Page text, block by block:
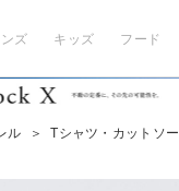
ズ キッズ フード
ル ＞ Tシャツ・カットソー